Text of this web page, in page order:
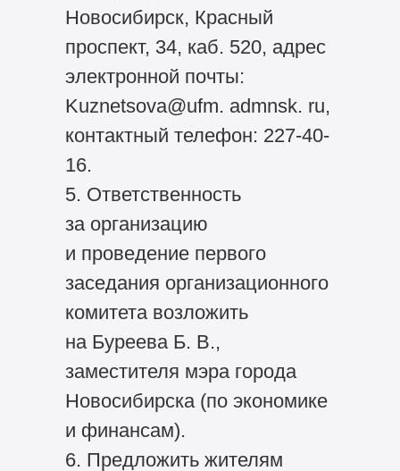
Новосибирск, Красный
проспект, 34, каб. 520, адрес
электронной почты:
Kuznetsova@ufm. admnsk. ru,
контактный телефон: 227-40-
16.
5. Ответственность
за организацию
и проведение первого
заседания организационного
комитета возложить
на Буреева Б. В.,
заместителя мэра города
Новосибирска (по экономике
и финансам).
6. Предложить жителям